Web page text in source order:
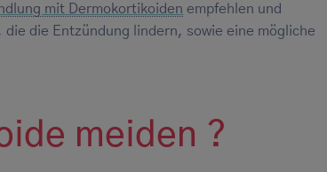
mit Dermokortikoiden empfehlen und
die Entzündung lindern, sowie eine mögliche
meiden ?